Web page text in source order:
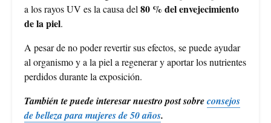
a los rayos UV es la causa del80 % del envejecimiento
de la piel.
A pesar de no poder revertir sus efectos, se puede ayudar
al organismo y a la piel a regenerar y aportar los nutrientes
perdidos durante la exposición.
También te puede interesar nuestro post sobreconsejos
de belleza para mujeres de 50 años.